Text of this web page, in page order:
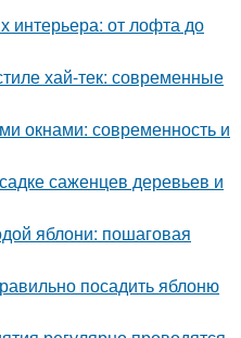
интерьера: от лофта до
хай-тек: современные
окнами: современность и
саженцев деревьев и
яблони: пошаговая
посадить яблоню